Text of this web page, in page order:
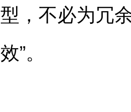
型，不必为冗
效”。